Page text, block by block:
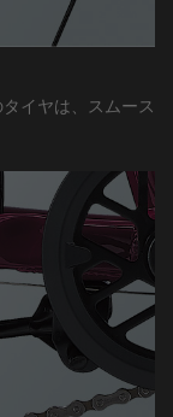
イヤは、スムース